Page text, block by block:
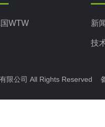
WTW 新
技
限公司 All Rights Reserved